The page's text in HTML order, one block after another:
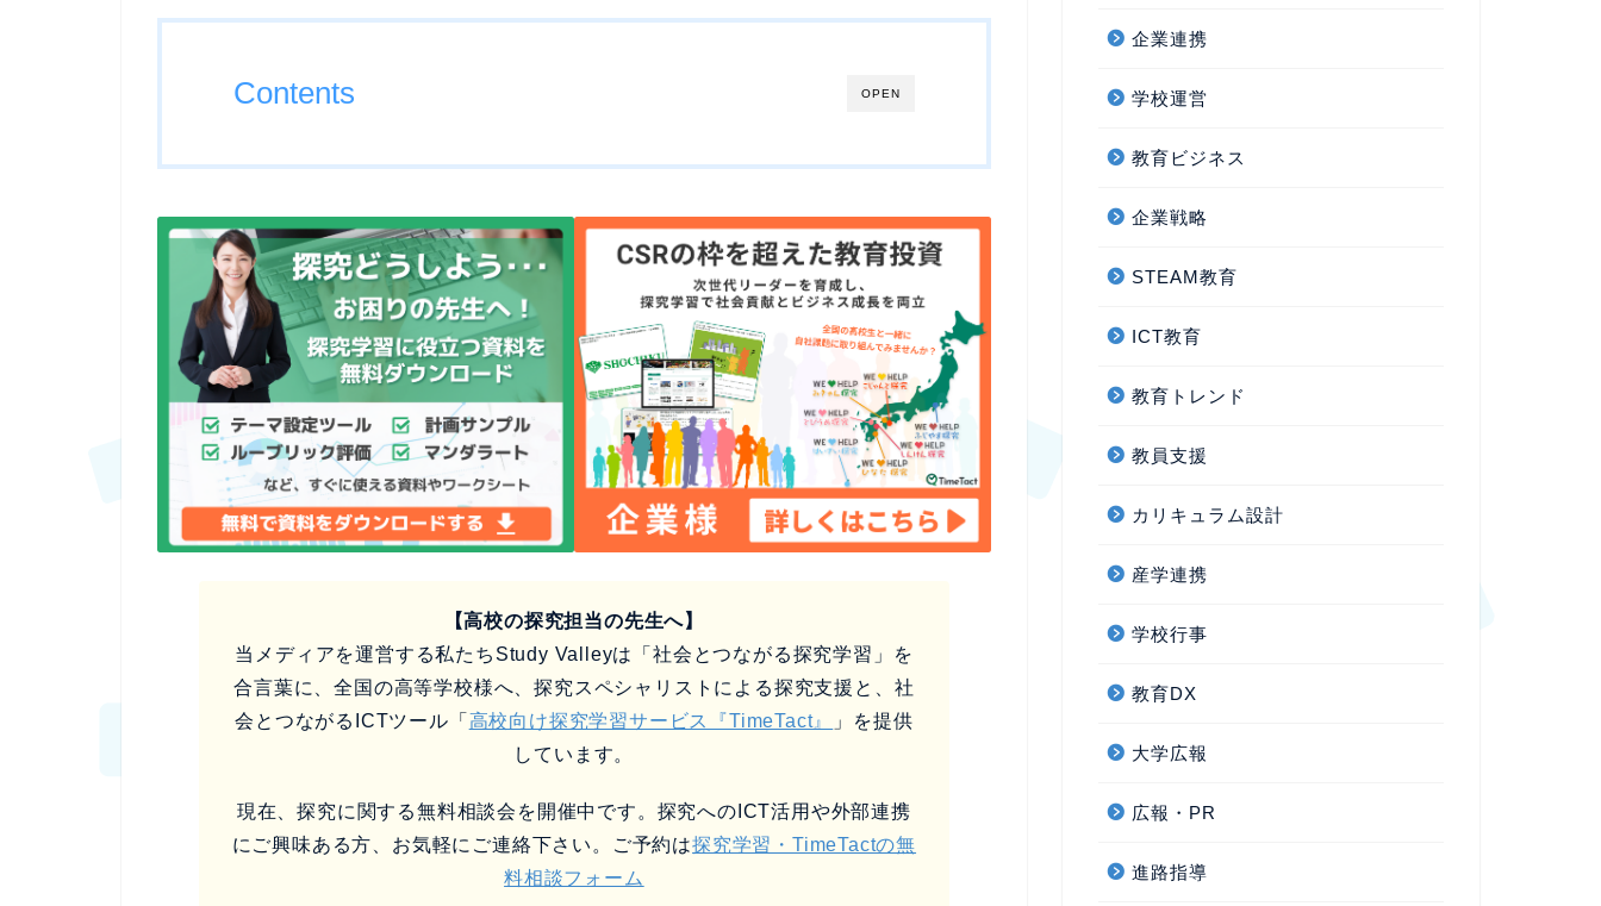
OPEN
Contents
【高校の探究担当の先生へ】
当メディアを運営する私たちStudy Valleyは「社会とつながる探究学習」を
合言葉に、全国の高等学校様へ、探究スペシャリストによる探究支援と、社
会とつながるICTツール「 高校向け探究学習サービス『TimeTact』
」を提供
しています。
現在、探究に関する無料相談会を開催中です。探究へのICT活用や外部連携
にご興味ある方、お気軽にご連絡下さい。ご予約は探究学習・TimeTactの無
料相談フォーム
企業連携
学校運営
教育ビジネス
企業戦略
STEAM教育
ICT教育
教育トレンド
教員支援
カリキュラム設計
産学連携
学校行事
教育DX
大学広報
広報・PR
進路指導